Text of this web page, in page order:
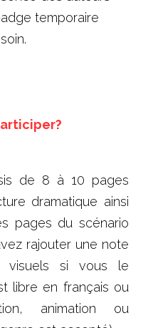
temporaire
de 8 à 10 pages
dramatique ainsi
pages du scénario
rajouter une note
visuels si vous le
libre en français ou
animation ou